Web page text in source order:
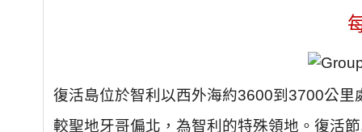
復活島位於智利以西外海約3600到3700公
較聖地牙哥偏北，為智利的特殊領地。 復活